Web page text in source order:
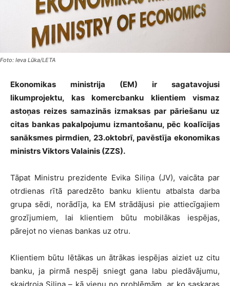
Foto: Ieva Lūka/LETA
Ekonomikas ministrija (EM) ir sagatavojusi
likumprojektu, kas komercbanku klientiem vismaz
astoņas reizes samazinās izmaksas par pāriešanu uz
citas bankas pakalpojumu izmantošanu, pēc koalīcijas
sanāksmes pirmdien, 23.oktobrī, pavēstīja ekonomikas
ministrs Viktors Valainis (ZZS).
Tāpat Ministru prezidente Evika Siliņa (JV), vaicāta par
otrdienas rītā paredzēto banku klientu atbalsta darba
grupa sēdi, norādīja, ka EM strādājusi pie attiecīgajiem
grozījumiem, lai klientiem būtu mobilākas iespējas,
pārejot no vienas bankas uz otru.
Klientiem būtu lētākas un ātrākas iespējas aiziet uz citu
banku, ja pirmā nespēj sniegt gana labu piedāvājumu,